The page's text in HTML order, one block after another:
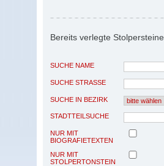
Bereits verlegte Stolpersteine
SUCHE NAME
SUCHE STRASSE
SUCHE IN BEZIRK
STADTTEILSUCHE
NUR MIT
BIOGRAFIETEXTEN
NUR MIT
STOLPERTONSTEIN